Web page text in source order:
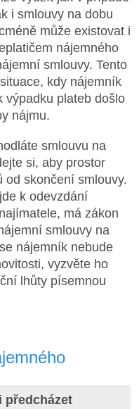
i smlouvy na dobu
může existovat i
nájemného
smlouvy. Tento
kdy nájemník
výpadku plateb došlo
nájmu.
smlouvu na
si, aby prostor
od skončení smlouvy.
k odevzdání
má zákon
smlouvy na
nájemník nebude
vyzvěte ho
lhůty písemnou
předcházet